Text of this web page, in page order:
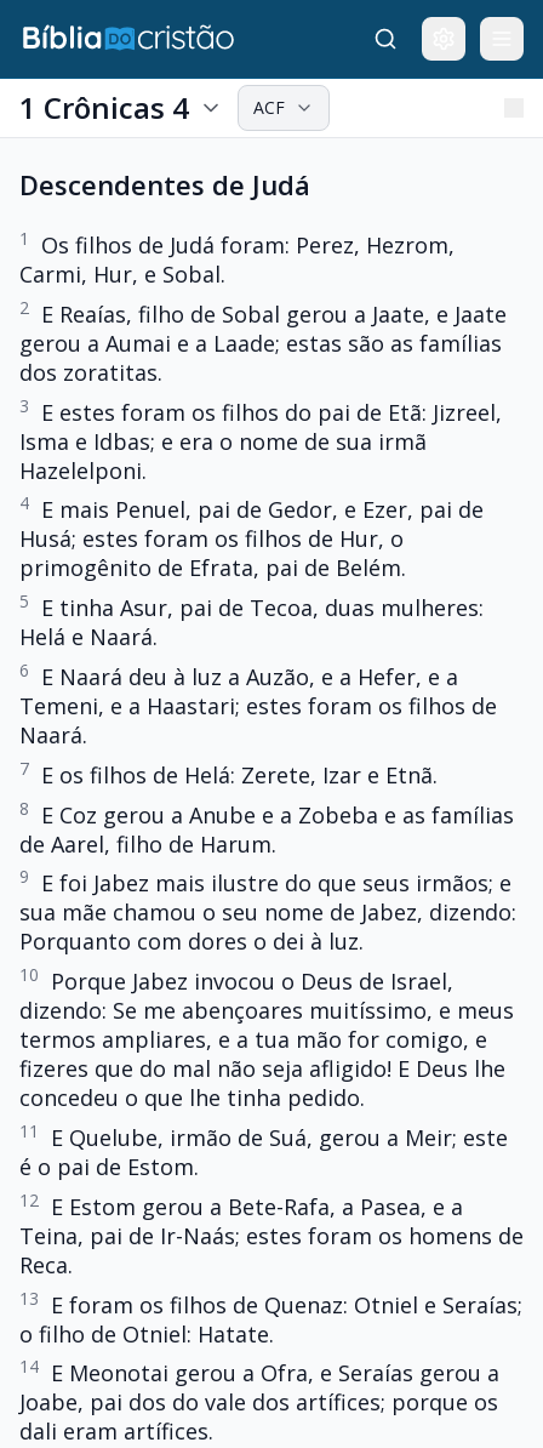
1 Crônicas 4 ACF
Descendentes de Judá
1
Os filhos de Judá foram: Perez, Hezrom,
Carmi, Hur, e Sobal.
2
E Reaías, filho de Sobal gerou a Jaate, e Jaate
gerou a Aumai e a Laade; estas são as famílias
dos zoratitas.
3
E estes foram os filhos do pai de Etã: Jizreel,
Isma e Idbas; e era o nome de sua irmã
Hazelelponi.
4
E mais Penuel, pai de Gedor, e Ezer, pai de
Husá; estes foram os filhos de Hur, o
primogênito de Efrata, pai de Belém.
5
E tinha Asur, pai de Tecoa, duas mulheres:
Helá e Naará.
6
E Naará deu à luz a Auzão, e a Hefer, e a
Temeni, e a Haastari; estes foram os filhos de
Naará.
7 E os filhos de Helá: Zerete, Izar e Etnã.
8
E Coz gerou a Anube e a Zobeba e as famílias
de Aarel, filho de Harum.
9
E foi Jabez mais ilustre do que seus irmãos; e
sua mãe chamou o seu nome de Jabez, dizendo:
Porquanto com dores o dei à luz.
10
Porque Jabez invocou o Deus de Israel,
dizendo: Se me abençoares muitíssimo, e meus
termos ampliares, e a tua mão for comigo, e
fizeres que do mal não seja afligido! E Deus lhe
concedeu o que lhe tinha pedido.
11
E Quelube, irmão de Suá, gerou a Meir; este
é o pai de Estom.
12
E Estom gerou a Bete-Rafa, a Pasea, e a
Teina, pai de Ir-Naás; estes foram os homens de
Reca.
13
E foram os filhos de Quenaz: Otniel e Seraías;
o filho de Otniel: Hatate.
14
E Meonotai gerou a Ofra, e Seraías gerou a
Joabe, pai dos do vale dos artífices; porque os
dali eram artífices.